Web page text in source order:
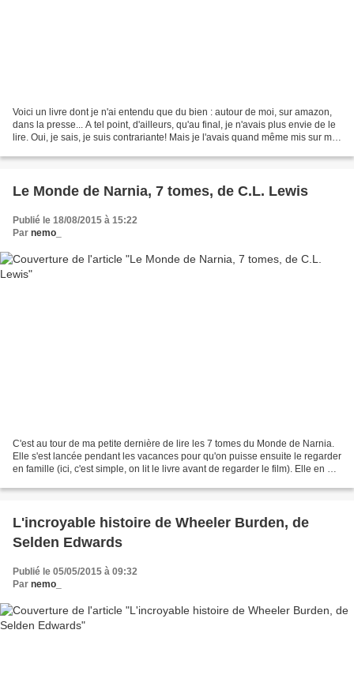
Voici un livre dont je n'ai entendu que du bien : autour de moi, sur amazon,
dans la presse... A tel point, d'ailleurs, qu'au final, je n'avais plus envie de le
lire. Oui, je sais, je suis contrariante! Mais je l'avais quand même mis sur ma
Le Monde de Narnia, 7 tomes, de C.L. Lewis
Publié le 18/08/2015 à 15:22
Par nemo_
C'est au tour de ma petite dernière de lire les 7 tomes du Monde de Narnia.
Elle s'est lancée pendant les vacances pour qu'on puisse ensuite le regarder
en famille (ici, c'est simple, on lit le livre avant de regarder le film). Elle en est
L'incroyable histoire de Wheeler Burden, de
Selden Edwards
Publié le 05/05/2015 à 09:32
Par nemo_